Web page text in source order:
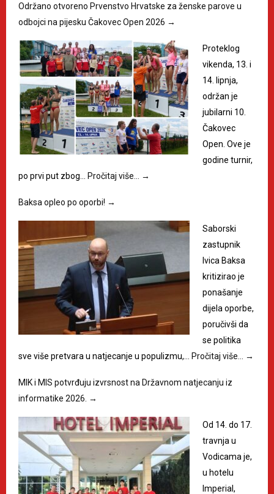
Održano otvoreno Prvenstvo Hrvatske za ženske parove u
odbojci na pijesku Čakovec Open 2026 →
Proteklog
vikenda, 13. i
14. lipnja,
održan je
jubilarni 10.
Čakovec
Open. Ove je
godine turnir,
po prvi put zbog… Pročitaj više… →
Baksa opleo po oporbi! →
Saborski
zastupnik
Ivica Baksa
kritizirao je
ponašanje
dijela oporbe,
poručivši da
se politika
sve više pretvara u natjecanje u populizmu,… Pročitaj više… →
MIK i MIS potvrđuju izvrsnost na Državnom natjecanju iz
informatike 2026. →
Od 14. do 17.
travnja u
Vodicama je,
u hotelu
Imperial,